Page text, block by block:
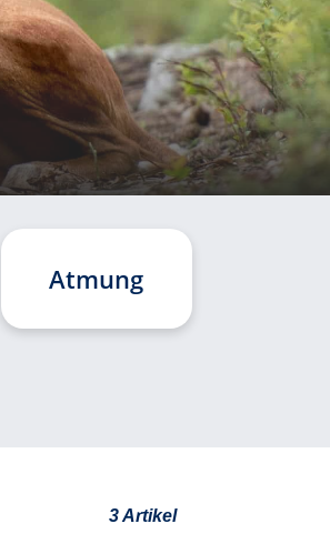
Atmung
3 Artikel